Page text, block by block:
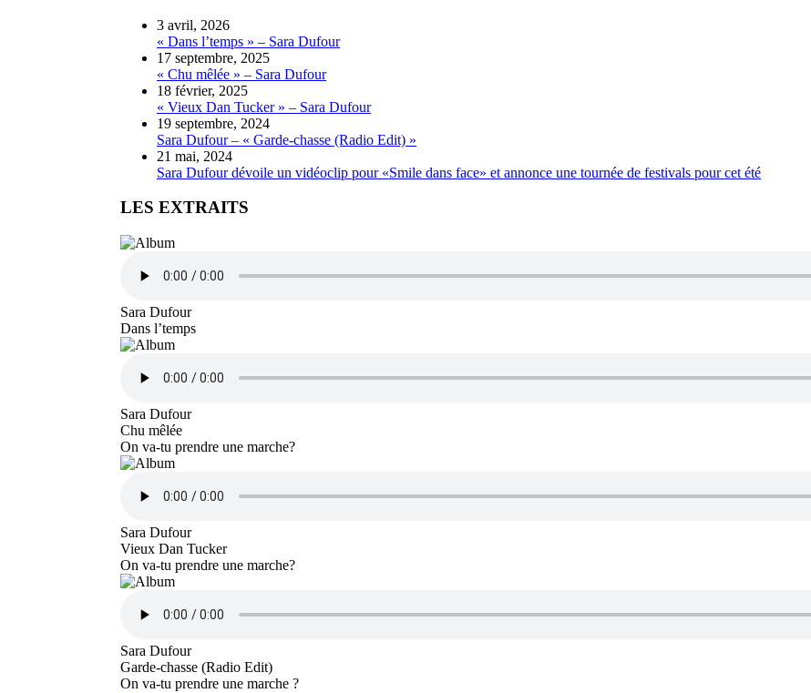
3 avril, 2026
« Dans l’temps » – Sara Dufour
17 septembre, 2025
« Chu mêlée » – Sara Dufour
18 février, 2025
« Vieux Dan Tucker » – Sara Dufour
19 septembre, 2024
Sara Dufour – « Garde-chasse (Radio Edit) »
21 mai, 2024
Sara Dufour dévoile un vidéoclip pour «Smile dans face» et annonce une tournée de festivals pour cet été
LES EXTRAITS
Sara Dufour
Dans l’temps
Sara Dufour
Chu mêlée
On va-tu prendre une marche?
Sara Dufour
Vieux Dan Tucker
On va-tu prendre une marche?
Sara Dufour
Garde-chasse (Radio Edit)
On va-tu prendre une marche ?